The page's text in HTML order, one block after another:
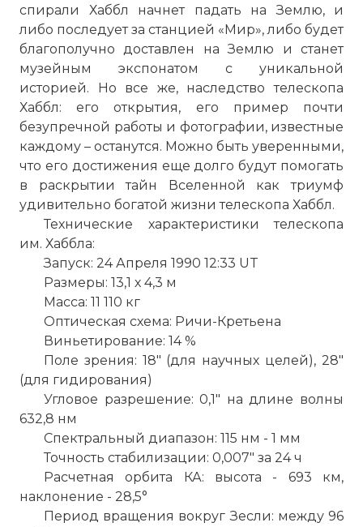
спирали Хаббл начнет падать на Землю, и
либо последует за станцией «Мир», либо будет
благополучно доставлен на Землю и станет
музейным экспонатом с уникальной
историей. Но все же, наследство телескопа
Хаббл: его открытия, его пример почти
безупречной работы и фотографии, известные
каждому – останутся. Можно быть уверенными,
что его достижения еще долго будут помогать
в раскрытии тайн Вселенной как триумф
удивительно богатой жизни телескопа Хаббл.
Технические характеристики телескопа
им. Хаббла:
Запуск: 24 Апреля 1990 12:33 UT
Размеры: 13,1 х 4,3 м
Масса: 11 110 кг
Оптическая схема: Ричи-Кретьена
Виньетирование: 14 %
Поле зрения: 18" (для научных целей), 28"
(для гидирования)
Угловое разрешение: 0,1" на длине волны
632,8 нм
Спектральный диапазон: 115 нм - 1 мм
Точность стабилизации: 0,007" за 24 ч
Расчетная орбита КА: высота - 693 км,
наклонение - 28,5°
Период вращения вокруг Зесли: между 96